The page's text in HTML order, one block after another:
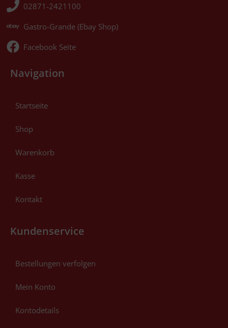
02871-2421100
Gastro-Grande (Ebay Shop)
Facebook Seite
Navigation
Startseite
Shop
Warenkorb
Kasse
Kontakt
Kundenservice
Bestellungen verfolgen
Mein Konto
Kontodetails